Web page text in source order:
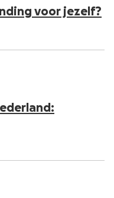
voor jezelf?